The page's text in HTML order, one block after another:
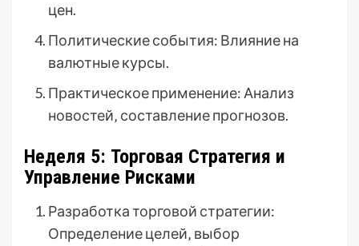
цен.
Политические события: Влияние на
валютные курсы.
Практическое применение: Анализ
новостей‚ составление прогнозов.
Неделя 5: Торговая Стратегия и
Управление Рисками
Разработка торговой стратегии:
Определение целей‚ выбор